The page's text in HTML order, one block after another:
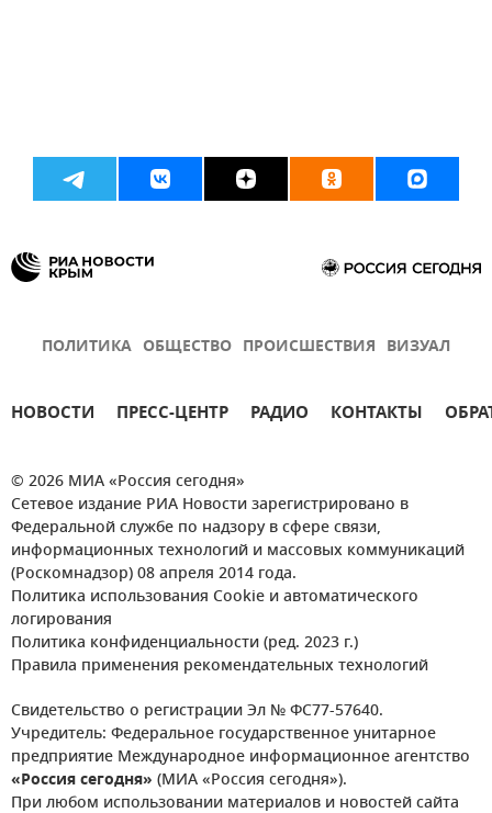
ПОЛИТИКА ОБЩЕСТВО ПРОИСШЕСТВИЯ ВИЗУАЛ
НОВОСТИ ПРЕСС-ЦЕНТР РАДИО КОНТАКТЫ
© 2026 МИА «Россия сегодня»
Сетевое издание РИА Новости зарегистрировано в
Федеральной службе по надзору в сфере связи,
информационных технологий и массовых коммуникаций
(Роскомнадзор) 08 апреля 2014 года.
Политика использования Cookie и автоматического
логирования
Политика конфиденциальности (ред. 2023 г.)
Правила применения рекомендательных технологий
Свидетельство о регистрации Эл № ФС77-57640.
Учредитель: Федеральное государственное унитарное
предприятие Международное информационное агентство
«Россия сегодня» (МИА «Россия сегодня»).
При любом использовании материалов и новостей сайта